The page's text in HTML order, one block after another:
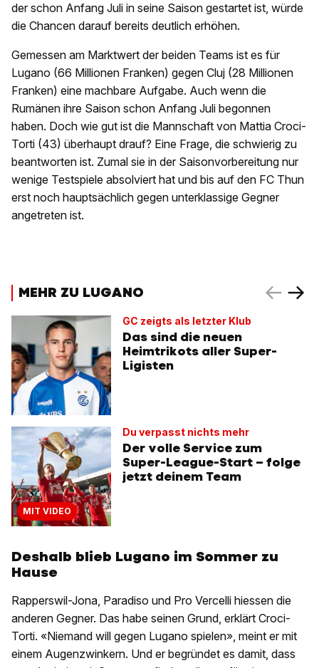
der schon Anfang Juli in seine Saison gestartet ist, würde
die Chancen darauf bereits deutlich erhöhen.
Gemessen am Marktwert der beiden Teams ist es für
Lugano (66 Millionen Franken) gegen Cluj (28 Millionen
Franken) eine machbare Aufgabe. Auch wenn die
Rumänen ihre Saison schon Anfang Juli begonnen
haben. Doch wie gut ist die Mannschaft von Mattia Croci-
Torti (43) überhaupt drauf? Eine Frage, die schwierig zu
beantworten ist. Zumal sie in der Saisonvorbereitung nur
wenige Testspiele absolviert hat und bis auf den FC Thun
erst noch hauptsächlich gegen unterklassige Gegner
angetreten ist.
MEHR ZU LUGANO
GC zeigts als letzter Klub
Das sind die neuen
Heimtrikots aller Super-
Ligisten
MIT VIDEO
Du verpasst nichts mehr
Der volle Service zum
Super-League-Start – folge
jetzt deinem Team
Deshalb blieb Lugano im Sommer zu
Hause
Rapperswil-Jona, Paradiso und Pro Vercelli hiessen die
anderen Gegner. Das habe seinen Grund, erklärt Croci-
Torti. «Niemand will gegen Lugano spielen», meint er mit
einem Augenzwinkern. Und er begründet es damit, dass